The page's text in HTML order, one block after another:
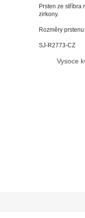
Prsten ze stříbra
zirkony.
Rozměry
SJ-R2773-CZ
Vysoce